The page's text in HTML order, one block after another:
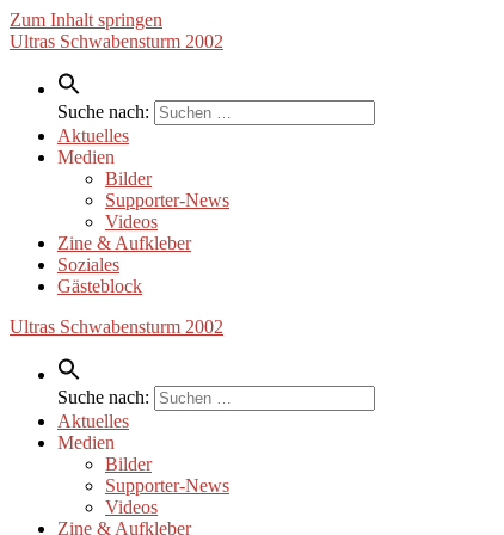
Zum Inhalt springen
Ultras Schwabensturm 2002
Suche nach:
Aktuelles
Medien
Bilder
Supporter-News
Videos
Zine & Aufkleber
Soziales
Gästeblock
Ultras Schwabensturm 2002
Suche nach:
Aktuelles
Medien
Bilder
Supporter-News
Videos
Zine & Aufkleber